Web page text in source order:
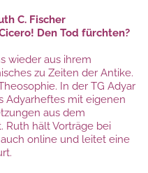
C. Fischer
Den Tod fürchten?
wieder aus ihrem
zu Zeiten der Antike.
In der TG Adyar
Adyarheftes mit eigenen
aus dem
Ruth hält Vorträge bei
online und leitet eine